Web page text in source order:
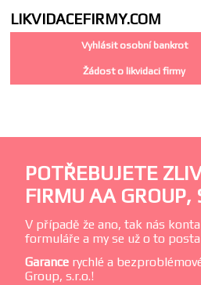
LIKVIDACEFIRMY.COM
Vyhlásit osobní bankrot
Žádost o likvidaci firmy
POTŘEBUJETE
FIRMU AA GROUP,
V případě že ano, tak nás
formuláře a my se už o to
Garance rychlé a
Group, s.r.o.!